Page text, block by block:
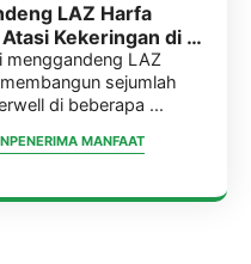
LAZ Harfa
Kekeringan di 3
menggandeng LAZ
sejumlah
di beberapa ...
PENERIMA MANFAAT